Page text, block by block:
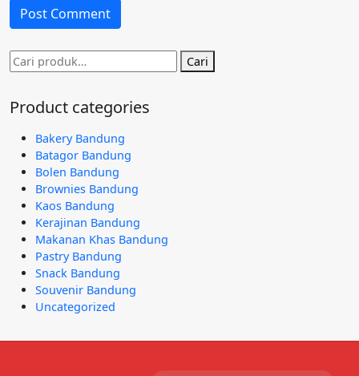
Pencarian
untuk:
Cari
Product categories
Bakery Bandung
Batagor Bandung
Bolen Bandung
Brownies Bandung
Kaos Bandung
Kerajinan Bandung
Makanan Khas Bandung
Pastry Bandung
Snack Bandung
Souvenir Bandung
Uncategorized